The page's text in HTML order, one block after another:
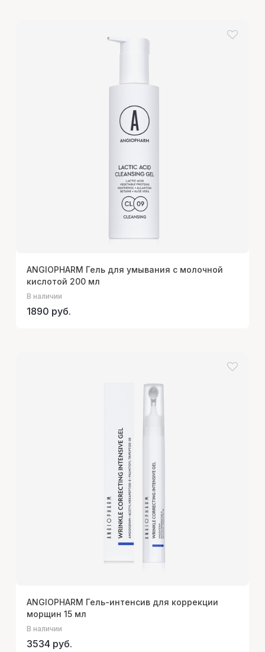
ANGIOPHARM Гель для умывания с молочной
кислотой 200 мл
В наличии
1890 руб.
ANGIOPHARM Гель-интенсив для коррекции
морщин 15 мл
В наличии
3534 руб.